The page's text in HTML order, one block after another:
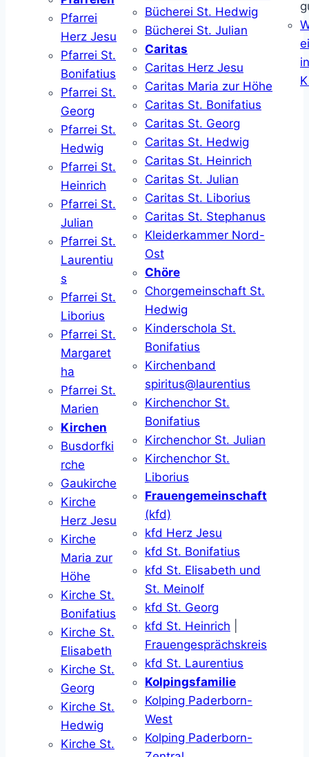
Pfarrei
Herz Jesu
Pfarrei St.
Bonifatius
Pfarrei St.
Georg
Pfarrei St.
Hedwig
Pfarrei St.
Heinrich
Pfarrei St.
Julian
Pfarrei St.
Laurentiu
s
Pfarrei St.
Liborius
Pfarrei St.
Margaret
ha
Pfarrei St.
Marien
Kirchen
Busdorfki
rche
Gaukirche
Kirche
Herz Jesu
Kirche
Maria zur
Höhe
Kirche St.
Bonifatius
Kirche St.
Elisabeth
Kirche St.
Georg
Kirche St.
Hedwig
Kirche St.
Bücherei St. Hedwig
Bücherei St. Julian
Caritas
Caritas Herz Jesu
Caritas Maria zur Höhe
Caritas St. Bonifatius
Caritas St. Georg
Caritas St. Hedwig
Caritas St. Heinrich
Caritas St. Julian
Caritas St. Liborius
Caritas St. Stephanus
Kleiderkammer Nord-
Ost
Chöre
Chorgemeinschaft St.
Hedwig
Kinderschola St.
Bonifatius
Kirchenband
spiritus@laurentius
Kirchenchor St.
Bonifatius
Kirchenchor St. Julian
Kirchenchor St.
Liborius
Frauengemeinschaft
(kfd)
kfd Herz Jesu
kfd St. Bonifatius
kfd St. Elisabeth und
St. Meinolf
kfd St. Georg
kfd St. Heinrich
Frauengesprächskreis
kfd St. Laurentius
Kolpingsfamilie
Kolping Paderborn-
West
Kolping Paderborn-